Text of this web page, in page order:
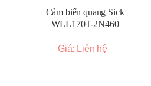
Cảm biến quang Sick
WLL170T-2N460
Giá: Liên hệ